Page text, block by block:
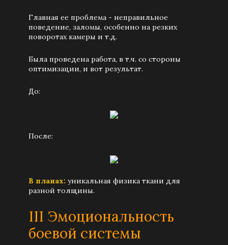
Главная ее проблема - неправильное
поведение, заломы, особенно на резких
поворотах камеры и т.д.
Была проведена работа, в т.ч. со стороны
оптимизации, и вот результат.
До:
После:
В планах: уникальная физика ткани для
разной толщины.
III Эмоциональность
боевой системы